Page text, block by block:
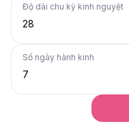
Độ dài chu kỳ kinh nguyệt
Số ngày hành kinh